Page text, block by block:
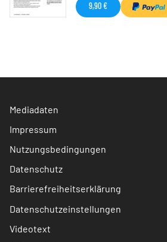
9,90 €
Mediadaten
Impressum
Nutzungsbedingungen
Datenschutz
Barrierefreiheitserklärung
Datenschutzeinstellungen
Videotext